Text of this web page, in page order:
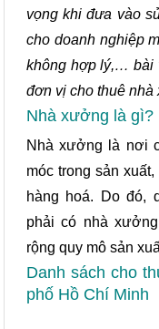
vọng khi đưa vào
cho doanh nghiệp
không hợp lý,… bài
đơn vị cho thuê nhà
Nhà xưởng là gì?
Nhà xưởng là nơi
móc trong sản
hàng hoá. Do đó,
phải có nhà
rộng quy mô sản
Danh sách cho
phố Hồ Chí Minh